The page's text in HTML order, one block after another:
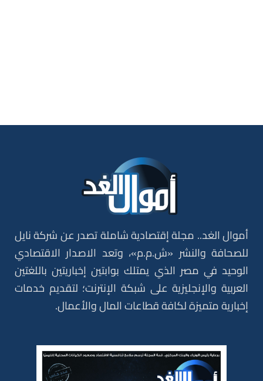
أموال الغد.. مجلة إقتصادية شاملة تصدر عن شركة نايل
للصحافة والنشر «ش.م.م»، وتعد الاصدار الاقتصادي
الوحيد في مصر الذي يمتلك بوابتين إخباريتين باللغتين
العربية والإنجليزية على شبكة الإنترنت؛ لتقديم خدمات
إخبارية متميزة لكافة قطاعات المال والأعمال.